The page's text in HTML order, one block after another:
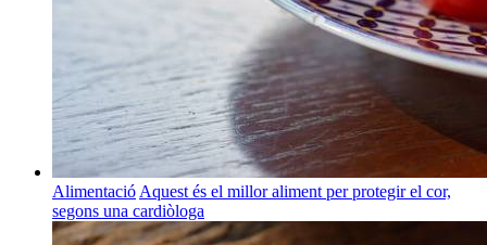
Alimentació Aquest és el millor aliment per protegir el cor,
segons una cardiòloga